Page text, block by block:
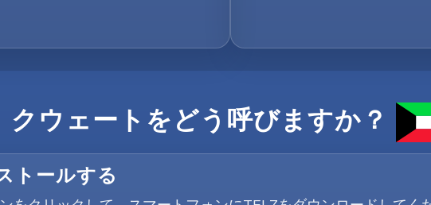
クウェートをどう呼びますか？
トールする